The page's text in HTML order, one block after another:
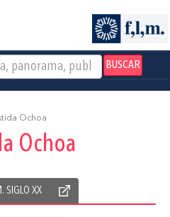
BUSCAR
Ochoa
Ochoa
SIGLO XX